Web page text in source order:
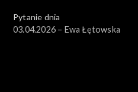
Pytanie dnia
03.04.2026 – Ewa Łętowska